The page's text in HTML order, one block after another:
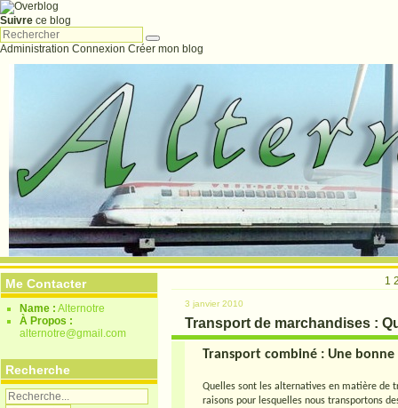
Suivre ce blog
Administration Connexion Créer mon blog
Me Contacter
Name : Alternotre
À Propos :
alternotre@gmail.com
Recherche
1
3 janvier 2010
Transport de marchandises :
Transport combiné : Une
Quelles sont les alternatives en matière de
raisons pour lesquelles nous transportons